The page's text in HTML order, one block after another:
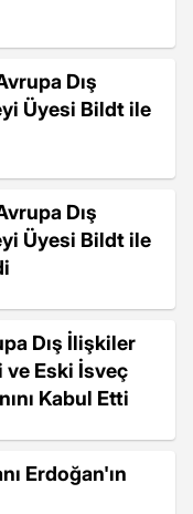
Dış
Üyesi Bildt ile
Dış
Üyesi Bildt ile
Dış İlişkiler
ve Eski İsveç
Kabul Etti
Erdoğan'ın